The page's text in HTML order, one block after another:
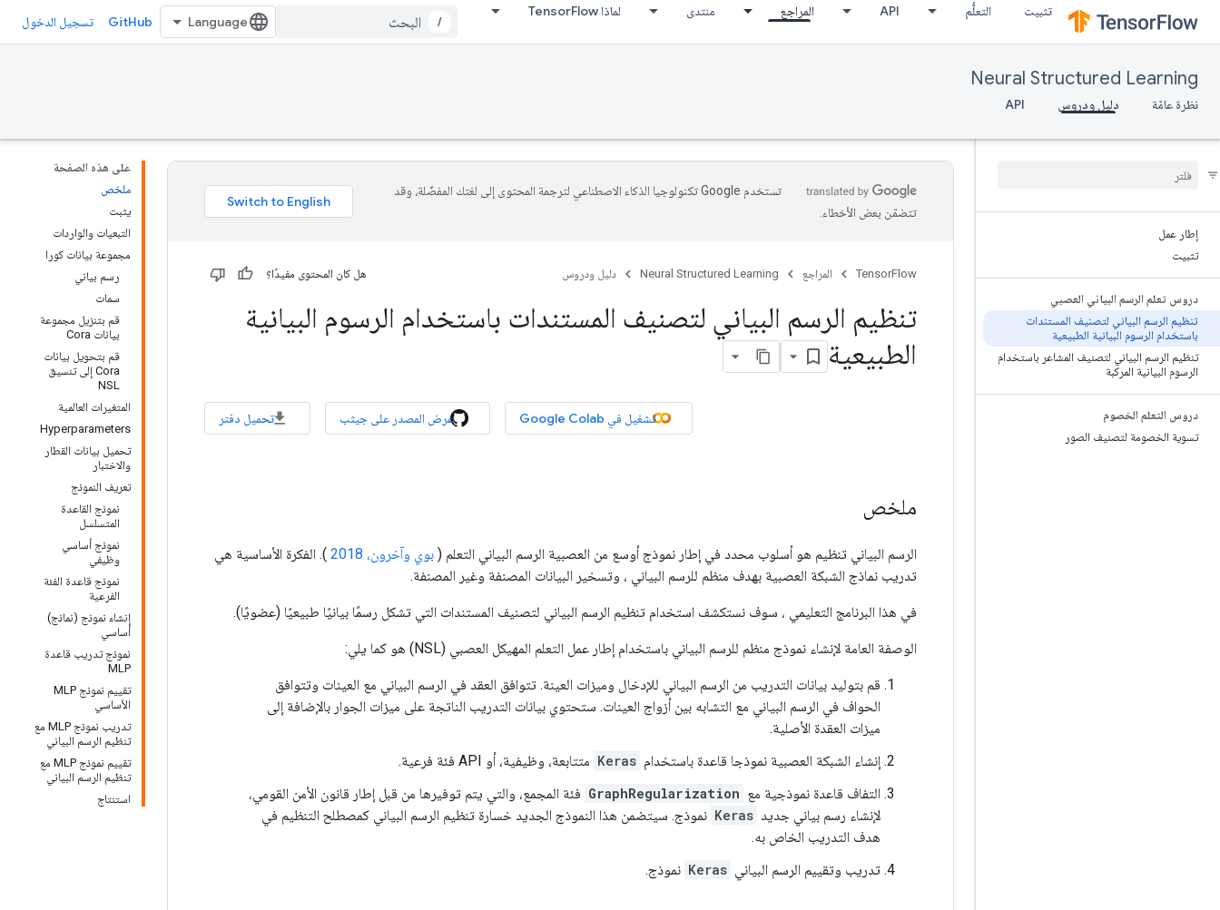
تثبيت التعلُّم API المراجع منتدى لماذا TensorFlow
/
GitHub تسجيل الدخول
Neural Structured Learning
نظرة عامّة دليل ودروس API
إطار عمل
تثبيت
دروس تعلم الرسم البياني العصبي
تنظيم الرسم البياني لتصنيف المستندات
باستخدام الرسوم البيانية الطبيعية
تنظيم الرسم البياني لتصنيف المشاعر باستخدام
الرسوم البيانية المركبة
دروس التعلم الخصوم
تسوية الخصومة لتصنيف الصور
على هذه الصفحة
ملخص
يثبت
التبعيات والواردات
مجموعة بيانات كورا
رسم بياني
سمات
قم بتنزيل مجموعة
بيانات Cora
قم بتحويل بيانات
Cora إلى تنسيق
NSL
المتغيرات العالمية
Hyperparameters
تحميل بيانات القطار
والاختبار
تعريف النموذج
نموذج القاعدة
المتسلسل
نموذج أساسي
وظيفي
نموذج قاعدة الفئة
الفرعية
إنشاء نموذج (نماذج)
أساسي
نموذج تدريب قاعدة
MLP
تقييم نموذج MLP
الأساسي
تدريب نموذج MLP مع
تنظيم الرسم البياني
تقييم نموذج MLP مع
تنظيم الرسم البياني
استنتاج
تستخدم Google تكنولوجيا الذكاء الاصطناعي لترجمة المحتوى إلى لغتك المفضّلة، وقد
تتضمّن بعض الأخطاء.
TensorFlow المراجع Neural Structured Learning دليل ودروس هل كان المحتوى مفيدًا؟
تنظيم الرسم البياني لتصنيف المستندات باستخدام الرسوم البيانية
الطبيعية
تشغيل في Google Colab عرض المصدر على جيثب تحميل دفتر
ملخص
الرسم البياني تنظيم هو أسلوب محدد في إطار نموذج أوسع من العصبية الرسم البياني التعلم ( بوي وآخرون، 2018
). الفكرة الأساسية هي
تدريب نماذج الشبكة العصبية بهدف منظم للرسم البياني ، وتسخير البيانات المصنفة وغير المصنفة.
في هذا البرنامج التعليمي ، سوف نستكشف استخدام تنظيم الرسم البياني لتصنيف المستندات التي تشكل رسمًا بيانيًا طبيعيًا (عضويًا).
الوصفة العامة لإنشاء نموذج منظم للرسم البياني باستخدام إطار عمل التعلم المهيكل العصبي (NSL) هو كما يلي:
قم بتوليد بيانات التدريب من الرسم البياني للإدخال وميزات العينة. تتوافق العقد في الرسم البياني مع العينات وتتوافق
الحواف في الرسم البياني مع التشابه بين أزواج العينات. ستحتوي بيانات التدريب الناتجة على ميزات الجوار بالإضافة إلى
ميزات العقدة الأصلية.
إنشاء الشبكة العصبية نموذجا قاعدة باستخدام Keras متتابعة، وظيفية، أو API فئة فرعية.
التفاف قاعدة نموذجية مع GraphRegularization فئة المجمع، والتي يتم توفيرها من قبل إطار قانون الأمن القومي،
لإنشاء رسم بياني جديد Keras نموذج. سيتضمن هذا النموذج الجديد خسارة تنظيم الرسم البياني كمصطلح التنظيم في
هدف التدريب الخاص به.
تدريب وتقييم الرسم البياني Keras نموذج.